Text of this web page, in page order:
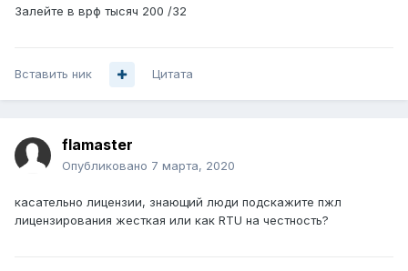
Залейте в врф тысяч 200 /32
Вставить ник Цитата
flamaster
Опубликовано 7 марта, 2020
касательно лицензии, знающий люди подскажите пжл
лицензирования жесткая или как RTU на честность?